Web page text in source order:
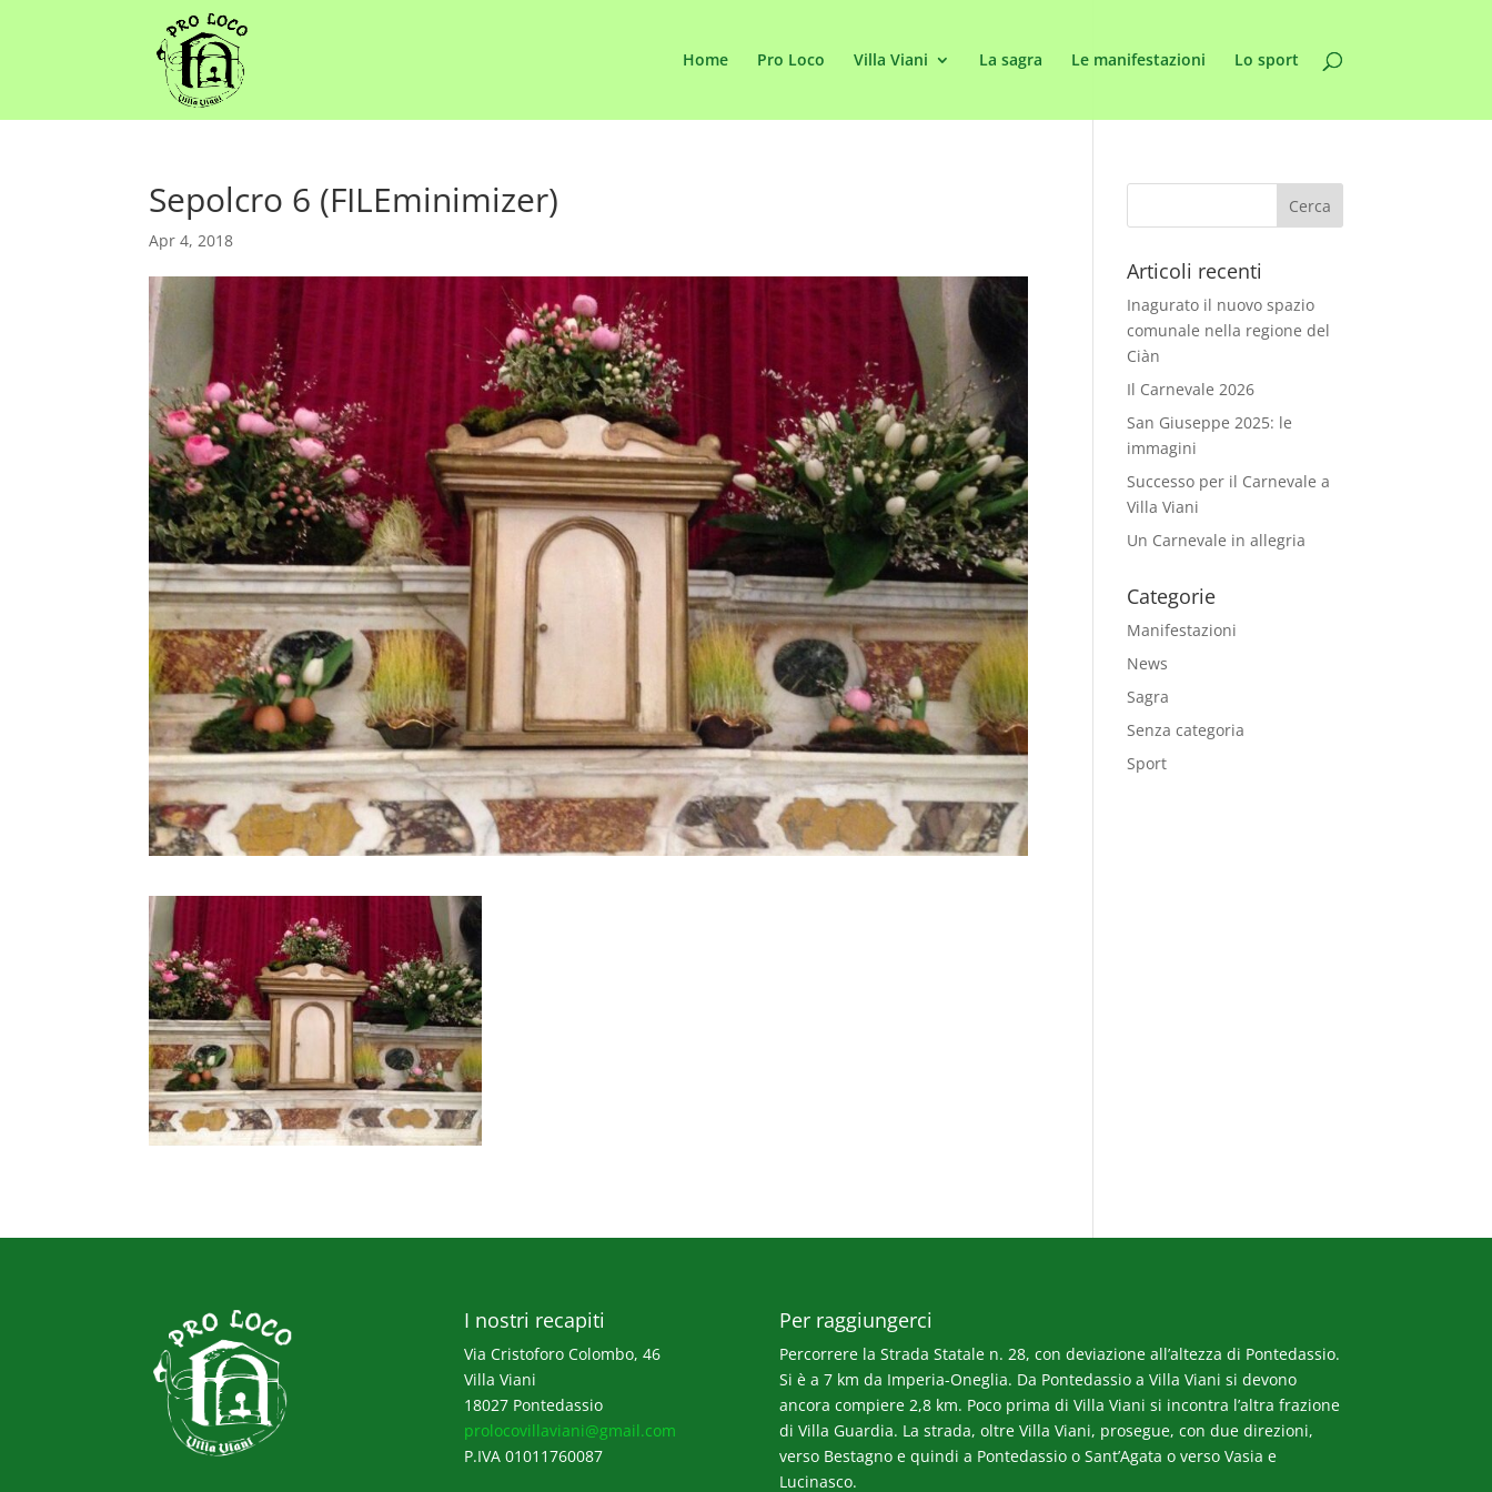
Home Pro Loco Villa Viani La sagra Le manifestazioni Lo sport
Sepolcro 6 (FILEminimizer)
Apr 4, 2018
Articoli recenti
Inagurato il nuovo spazio
comunale nella regione del
Ciàn
Il Carnevale 2026
San Giuseppe 2025: le
immagini
Successo per il Carnevale a
Villa Viani
Un Carnevale in allegria
Categorie
Manifestazioni
News
Sagra
Senza categoria
Sport
I nostri recapiti
Via Cristoforo Colombo, 46
Villa Viani
18027 Pontedassio
prolocovillaviani@gmail.com
P.IVA 01011760087
Per raggiungerci
Percorrere la Strada Statale n. 28, con deviazione all’altezza di Pontedassio.
Si è a 7 km da Imperia-Oneglia. Da Pontedassio a Villa Viani si devono
ancora compiere 2,8 km. Poco prima di Villa Viani si incontra l’altra frazione
di Villa Guardia. La strada, oltre Villa Viani, prosegue, con due direzioni,
verso Bestagno e quindi a Pontedassio o Sant’Agata o verso Vasia e
Lucinasco.